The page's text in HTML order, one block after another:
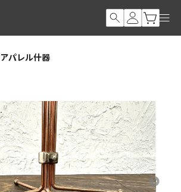
アパレル什器